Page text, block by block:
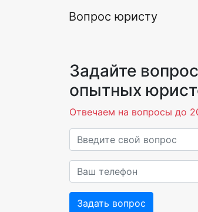
Вопрос юристу
Задайте
опытных
Отвечаем на вопросы до